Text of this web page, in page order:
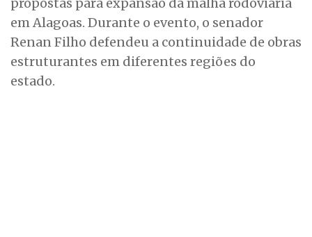
propostas para expansão da malha rodoviária
em Alagoas. Durante o evento, o senador
Renan Filho defendeu a continuidade de obras
estruturantes em diferentes regiões do
estado.